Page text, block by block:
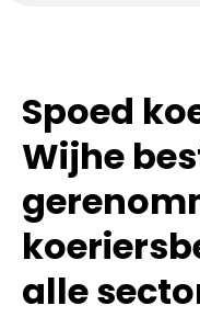
Spoed
Wijhe
alle